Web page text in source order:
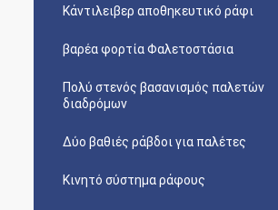
Κάντιλειβερ αποθηκευτικό ράφι
βαρέα φορτία Φαλετοστάσια
Πολύ στενός βασανισμός παλετών
διαδρόμων
Δύο βαθιές ράβδοι για παλέτες
Κινητό σύστημα ράφους